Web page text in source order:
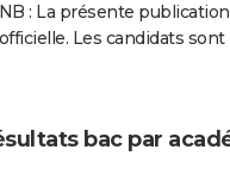
NB : La présente
officielle. Les candidats
bac par